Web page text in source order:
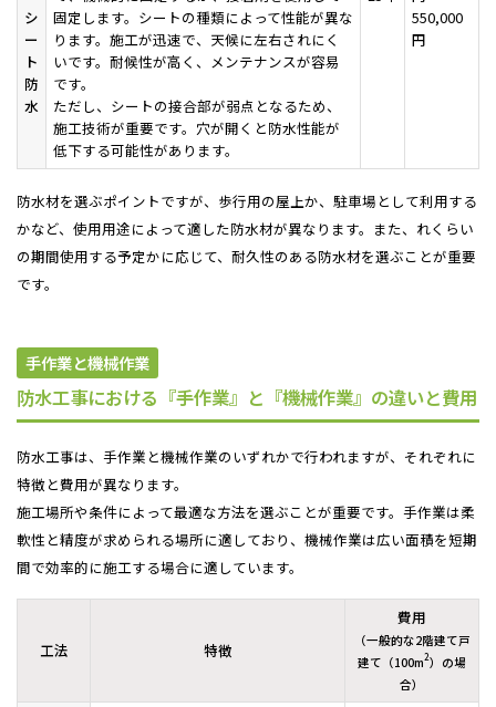
シ
ー
ト
防
水
固定します。シートの種類によって性能が異な
ります。施工が迅速で、天候に左右されにく
いです。耐候性が高く、メンテナンスが容易
です。
ただし、シートの接合部が弱点となるため、
施工技術が重要です。穴が開くと防水性能が
低下する可能性があります。
550,000
円
防水材を選ぶポイントですが、歩行用の屋上か、駐車場として利用する
かなど、使用用途によって適した防水材が異なります。また、れくらい
の期間使用する予定かに応じて、耐久性のある防水材を選ぶことが重要
です。
手作業と機械作業
防水工事における『手作業』と『機械作業』の違いと費用
防水工事は、手作業と機械作業のいずれかで行われますが、それぞれに
特徴と費用が異なります。
施工場所や条件によって最適な方法を選ぶことが重要です。手作業は柔
軟性と精度が求められる場所に適しており、機械作業は広い面積を短期
間で効率的に施工する場合に適しています。
工法 特徴
費用
（一般的な2階建て戸
建て（100m2）の場
合）